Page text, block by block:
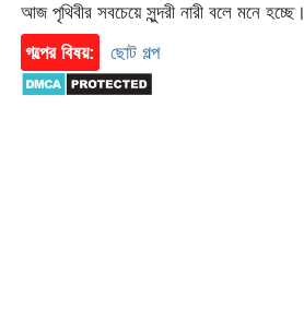
আজ পৃথিবীর সবচেয়ে সুন্দরী নারী বলে মনে হচ্ছে।
গল্পের বিষয়:
ছোট গল্প